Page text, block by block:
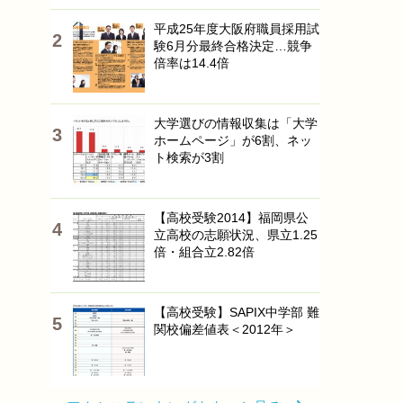
平成25年度大阪府職員採用試
験6月分最終合格決定…競争
倍率は14.4倍
大学選びの情報収集は「大学
ホームページ」が6割、ネッ
ト検索が3割
【高校受験2014】福岡県公
立高校の志願状況、県立1.25
倍・組合立2.82倍
【高校受験】SAPIX中学部 難
関校偏差値表＜2012年＞